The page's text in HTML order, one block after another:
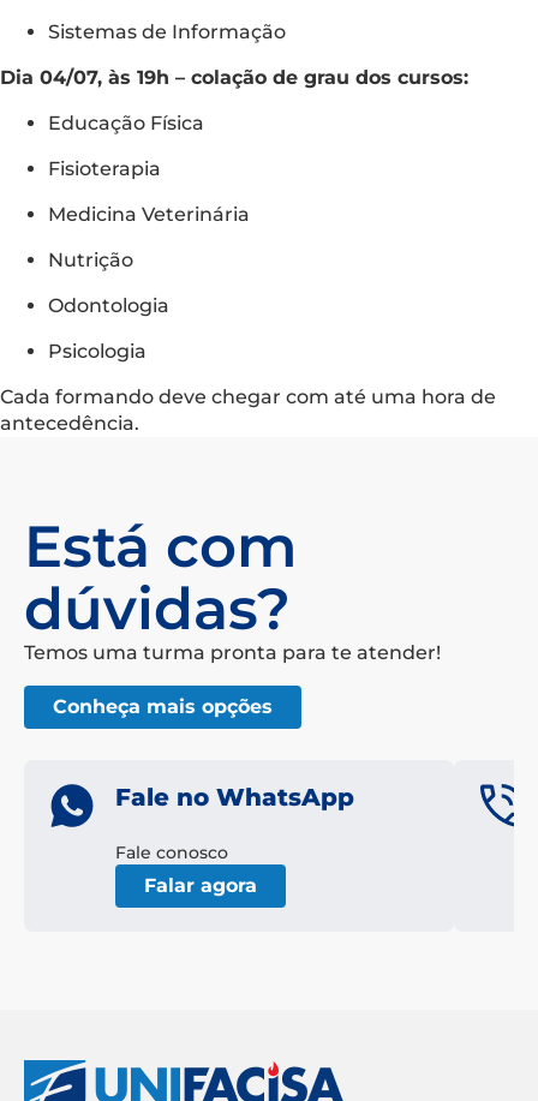
Sistemas de Informação
Dia 04/07, às 19h – colação de grau dos cursos:
Educação Física
Fisioterapia
Medicina Veterinária
Nutrição
Odontologia
Psicologia
Cada formando deve chegar com até uma hora de
antecedência.
Está com
dúvidas?
Temos uma turma pronta para te atender!
Conheça mais opções
Fale no WhatsApp
Fale conosco
Falar agora